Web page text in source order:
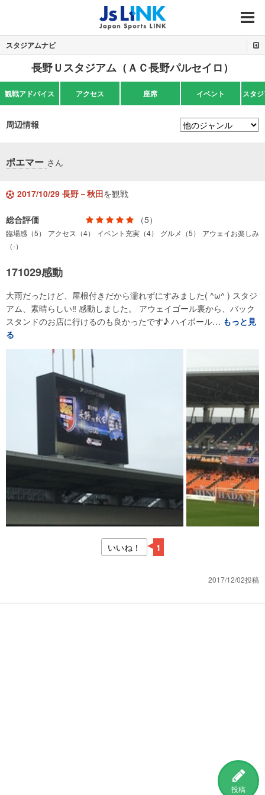
MENU
投稿
スタジアムナビ
長野Ｕスタジアム（ＡＣ長野パルセイロ）
観戦アドバイス アクセス 座席 イベント スタ
周辺情報
ポエマー さん
2017/10/29 長野－秋田を観戦
総合評価 （5）
臨場感（5） アクセス（4） イベント充実（4） グルメ（5）
アウェイお楽しみ
（-）
171029感動
大雨だったけど、屋根付きだから濡れずにすみました( ^ω^ ) スタジ
アム、素晴らしい‼︎ 感動しました。 アウェイゴール裏から、バック
スタンドのお店に行けるのも良かったです♪ ハイボール… もっと見
る
いいね！ 1
2017/12/02投稿